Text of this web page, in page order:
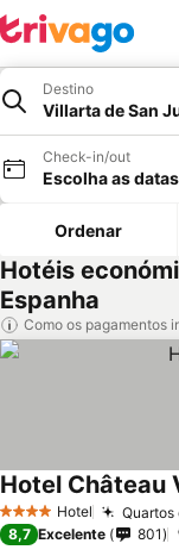
Destino
Villarta de San
Check-in/out
Escolha as datas
Ordenar
Hotéis
Espanha
Como os pagamentos
4 EstrelasHotel Quartos
Hotel Château
8,7 Excelente 801